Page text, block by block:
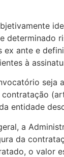
ante e
à
entidade
a
da
o